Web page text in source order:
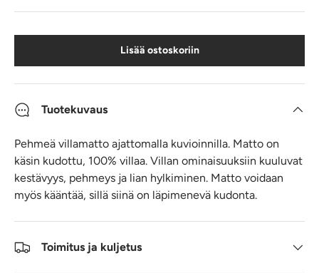
Lisää ostoskoriin
Tuotekuvaus
Pehmeä villamatto ajattomalla kuvioinnilla. Matto on
käsin kudottu, 100% villaa. Villan ominaisuuksiin kuuluvat
kestävyys, pehmeys ja lian hylkiminen. Matto voidaan
myös kääntää, sillä siinä on läpimenevä kudonta.
Toimitus ja kuljetus